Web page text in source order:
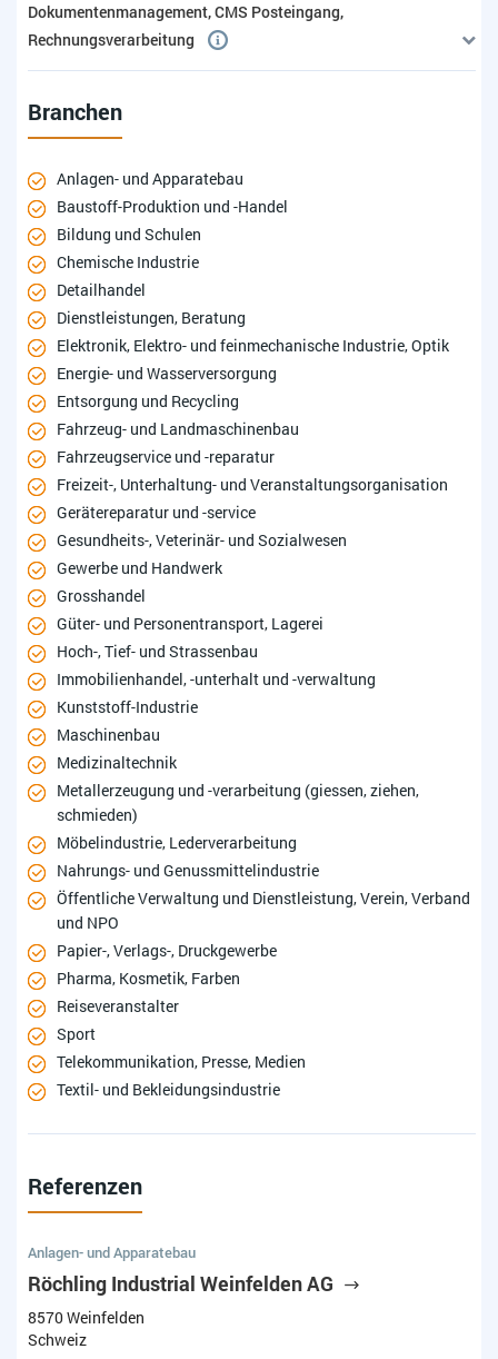
Dokumentenmanagement, CMS Posteingang,
Rechnungsverarbeitung
Branchen
Anlagen- und Apparatebau
Baustoff-Produktion und -Handel
Bildung und Schulen
Chemische Industrie
Detailhandel
Dienstleistungen, Beratung
Elektronik, Elektro- und feinmechanische Industrie, Optik
Energie- und Wasserversorgung
Entsorgung und Recycling
Fahrzeug- und Landmaschinenbau
Fahrzeugservice und -reparatur
Freizeit-, Unterhaltung- und Veranstaltungsorganisation
Gerätereparatur und -service
Gesundheits-, Veterinär- und Sozialwesen
Gewerbe und Handwerk
Grosshandel
Güter- und Personentransport, Lagerei
Hoch-, Tief- und Strassenbau
Immobilienhandel, -unterhalt und -verwaltung
Kunststoff-Industrie
Maschinenbau
Medizinaltechnik
Metallerzeugung und -verarbeitung (giessen, ziehen,
schmieden)
Möbelindustrie, Lederverarbeitung
Nahrungs- und Genussmittelindustrie
Öffentliche Verwaltung und Dienstleistung, Verein, Verband
und NPO
Papier-, Verlags-, Druckgewerbe
Pharma, Kosmetik, Farben
Reiseveranstalter
Sport
Telekommunikation, Presse, Medien
Textil- und Bekleidungsindustrie
Referenzen
Anlagen- und Apparatebau
Röchling Industrial Weinfelden AG
8570 Weinfelden
Schweiz